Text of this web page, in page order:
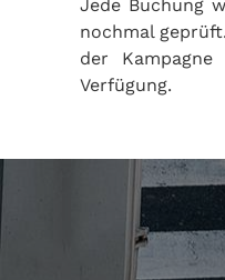
Jede Buchung
nochmal
der
Verfügung.